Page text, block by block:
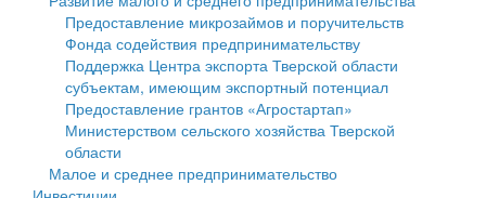
Культура
Образование
Здравоохранение
Социальная защита
Фотоальбом
Открытые данные
Работа с обращениями граждан
Муниципальный контроль
Муниципальные услуги
Проекты административных регламентов
объектов недвижимости
Имущественная поддержка субъектов малого и
среднего предпринимательства
Информационная поддержка субъектов малого и
среднего предпринимательства
Предоставление микрозаймов и поручительств
Фонда содействия предпринимательству
Поддержка Центра экспорта Тверской области
субъектам, имеющим экспортный потенциал
Предоставление грантов «Агростартап»
Министерством сельского хозяйства Тверской
области
Малое и среднее предпринимательство